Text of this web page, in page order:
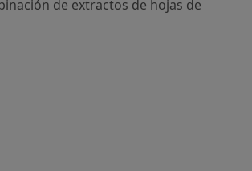
de extractos de hojas de